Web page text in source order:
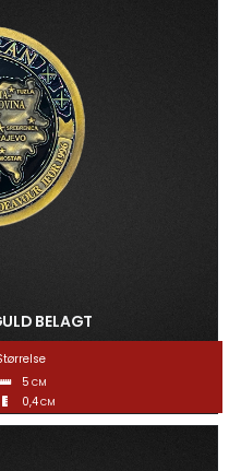
BELAGT
5 CM
0,4CM